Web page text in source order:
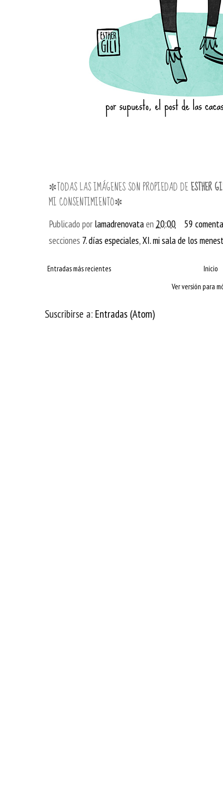
✼TODAS LAS IMÁGENES SON PROPIEDAD DEESTHER
MI CONSENTIMIENTO✼
Publicado por lamadrenovataen 20:00
59
secciones 7. días especiales,XI. mi sala de los
Entradas más recientes
Inicio
Ver versión para
Suscribirse a: Entradas (Atom)